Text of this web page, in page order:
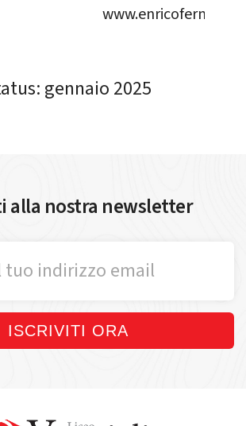
www.enricofermi.ch
gennaio 2025
alla nostra newsletter
ISCRIVITI ORA